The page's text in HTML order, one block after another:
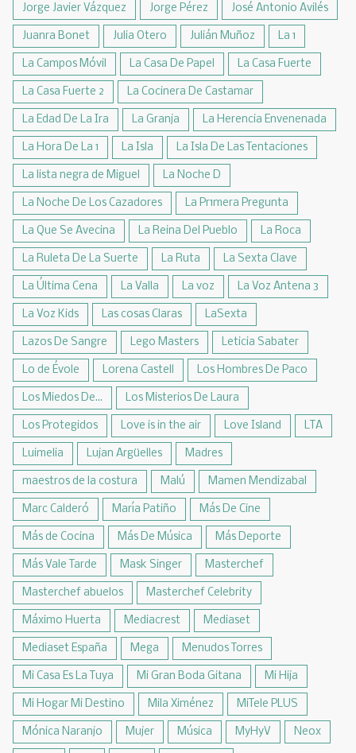
Jorge Javier Vázquez Jorge Pérez José Antonio Avilés
Juanra Bonet Julia Otero Julián Muñoz La 1
La Campos Móvil La Casa De Papel La Casa Fuerte
La Casa Fuerte 2 La Cocinera De Castamar
La Edad De La Ira La Granja La Herencia Envenenada
La Hora De La 1 La Isla La Isla De Las Tentaciones
La lista negra de Miguel La Noche D
La Noche De Los Cazadores La Pr1mera Pregunta
La Que Se Avecina La Reina Del Pueblo La Roca
La Ruleta De La Suerte La Ruta La Sexta Clave
La Última Cena La Valla La voz La Voz Antena 3
La Voz Kids Las cosas Claras LaSexta
Lazos De Sangre Lego Masters Leticia Sabater
Lo de Évole Lorena Castell Los Hombres De Paco
Los Miedos De... Los Misterios De Laura
Los Protegidos Love is in the air Love Island LTA
Luimelia Lujan Argüelles Madres
maestros de la costura Malú Mamen Mendizabal
Marc Calderó María Patiño Más De Cine
Más de Cocina Más De Música Más Deporte
Más Vale Tarde Mask Singer Masterchef
Masterchef abuelos Masterchef Celebrity
Máximo Huerta Mediacrest Mediaset
Mediaset España Mega Menudos Torres
Mi Casa Es La Tuya Mi Gran Boda Gitana Mi Hija
Mi Hogar Mi Destino Mila Ximénez MiTele PLUS
Mónica Naranjo Mujer Música MyHyV Neox